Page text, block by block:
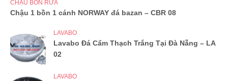
CHẬU BỒN RỬA
Chậu 1 bồn 1 cánh NORWAY đá bazan – CBR 08
LAVABO
Lavabo Đá Cẩm Thạch Trắng Tại Đà Nẵng – LA
02
LAVABO